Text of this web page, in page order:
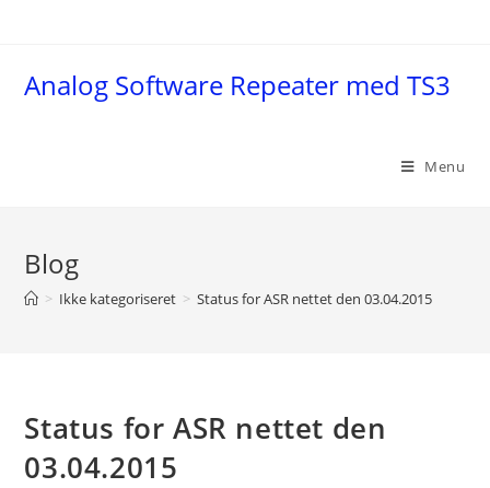
Analog Software Repeater med TS3
Menu
Blog
> Ikke kategoriseret > Status for ASR nettet den 03.04.2015
Status for ASR nettet den
03.04.2015